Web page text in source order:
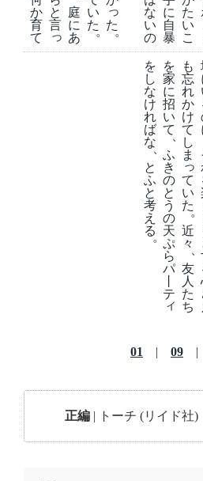
た
い
こ
に
自
暴
な
い
の
っ
た。
い
た。
庭
に
あ
と
言
っ
か
育
て
も
忘
れ
か
け
て
し
ま
っ
て
い
た。
近
々 、
友
人
た
ち
を
家
に
招
い
て、
ふ
き
の
と
う
の
天
ぷ
ら
パ
テ
ィ
を
し
な
け
れ
ば
な、
と
ふ
と
考
え
る。
01 | 09
正編| トーチ (リイド社)